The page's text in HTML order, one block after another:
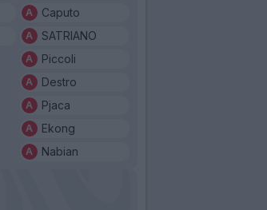
Caputo
SATRIANO
Piccoli
Destro
Pjaca
Ekong
Nabian